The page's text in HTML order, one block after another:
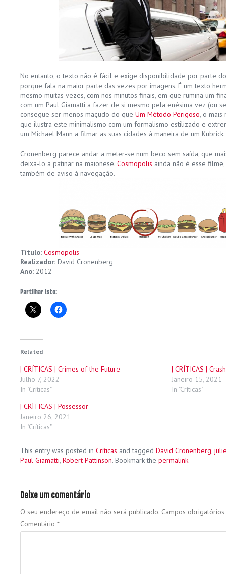
No entanto, o texto não é fácil e exige disponibilidade por parte
porque fala na maior parte das vezes por imagens. É um texto
mesmo muitas vezes, com nos minutos finais, em que rumina um
com um Paul Giamatti a fazer de si mesmo pela enésima vez (ou
consegue ser menos maçudo do que Um Método Perigoso, o mais
que ilustra este minimalismo com um formalismo estilizado e
um Michael Mann a filmar as suas cidades à maneira de um Kubrick.
Cronenberg parece andar a meter-se num beco sem saída, que
deixa-lo a patinar na maionese. Cosmopolis ainda não é esse
também de aviso à navegação.
Título: Cosmopolis
Realizador: David Cronenberg
Ano: 2012
Partilhar isto:
Related
| CRÍTICAS | Crimes of the Future
Julho 7, 2022
In "Críticas"
| CRÍTICAS | Crash
Janeiro 15, 2021
In "Críticas"
| CRÍTICAS | Possessor
Janeiro 26, 2021
In "Críticas"
This entry was posted in Críticas and tagged David Cronenberg,
Paul Giamatti, Robert Pattinson. Bookmark the permalink.
Deixe um comentário
O seu endereço de email não será publicado. Campos
Comentário *